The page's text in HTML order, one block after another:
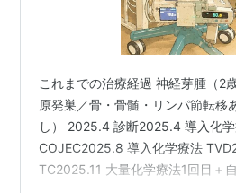
これまでの治療経過 神経芽腫（2
原発巣／骨・骨髄・リンパ節転移
し） 2025.4 診断2025.4 導入化
COJEC2025.8 導入化学療法
TC2025.11 大量化学療法1回目＋